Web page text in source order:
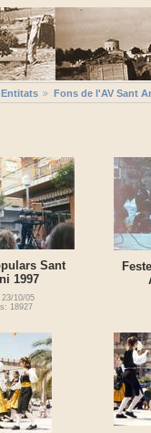
Fons de l'AV Sant
Sant
1997
10/05
18927